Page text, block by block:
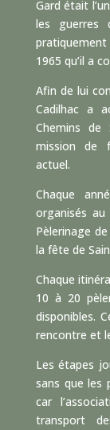
Gard était
les guerres
pratiquement
1965 qu’il a
Afin de lui
Cadilhac a
Chemins de
mission de
actuel.
Chaque
organisés
Pèlerinage
la fête de
Chaque
10 à 20
disponibles.
rencontre et
Les étapes
sans que les
car
transport